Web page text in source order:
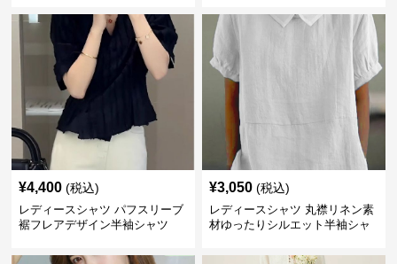
¥4,400 (税込)
レディースシャツ パフスリーブ
裾フレアデザイン半袖シャツ
¥3,050 (税込)
レディースシャツ 丸襟リネン素
材ゆったりシルエット半袖シャ